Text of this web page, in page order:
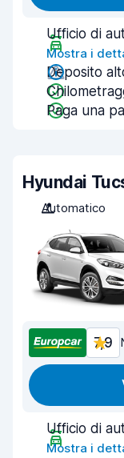
Ufficio di
Mostra i
Deposito
Paga una
Hyundai
Automatico
7,9
Ufficio di
Mostra i